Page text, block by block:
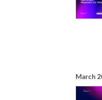
March